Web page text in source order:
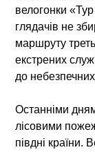
велогонки
глядачів не
маршруту
екстрених
до
Останніми
лісовими
півдні